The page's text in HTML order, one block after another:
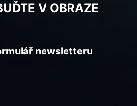
V OBRAZE
newsletteru